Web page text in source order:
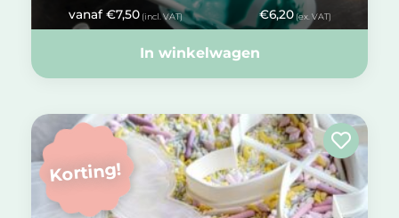
vanaf €7,50 (incl. VAT) €6,20 (ex. VAT)
In winkelwagen
Korting!